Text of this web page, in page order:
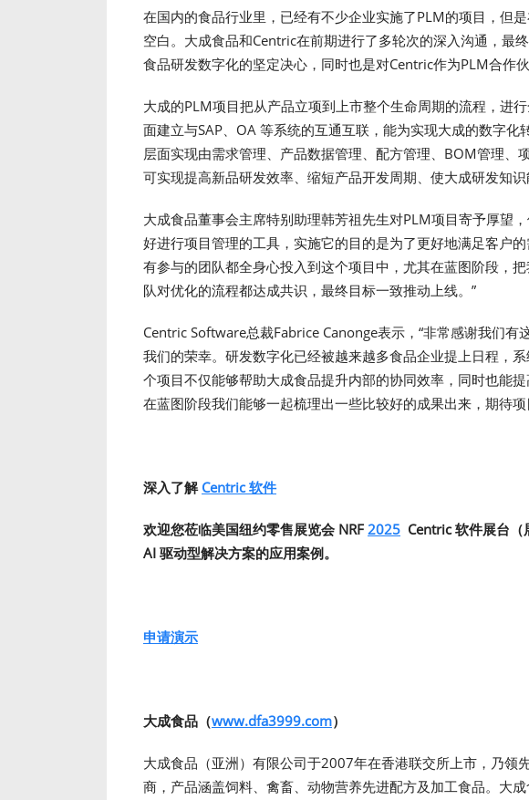
在国内的食品行业里，已经有不少企业实施了PLM的项目，但
空白。大成食品和Centric在前期进行了多轮次的深入沟通，最
食品研发数字化的坚定决心，同时也是对Centric作为PLM合作伙
大成的PLM项目把从产品立项到上市整个生命周期的流程，进
面建立与SAP、OA 等系统的互通互联，能为实现大成的数字化
层面实现由需求管理、产品数据管理、配方管理、BOM管理、
可实现提高新品研发效率、缩短产品开发周期、使大成研发知识
大成食品董事会主席特别助理韩芳祖先生对PLM项目寄予厚望
好进行项目管理的工具，实施它的目的是为了更好地满足客户
有参与的团队都全身心投入到这个项目中，尤其在蓝图阶段，
队对优化的流程都达成共识，最终目标一致推动上线。”
Centric Software总裁Fabrice Canonge表示，“非常感谢我们有
我们的荣幸。研发数字化已经被越来越多食品企业提上日程，
个项目不仅能够帮助大成食品提升内部的协同效率，同时也能
在蓝图阶段我们能够一起梳理出一些比较好的成果出来，期待项
深入了解 Centric 软件
欢迎您莅临美国纽约零售展览会 NRF 2025 Centric 软件展台
AI 驱动型解决方案的应用案例。
申请演示
大成食品（www.dfa3999.com）
大成食品（亚洲）有限公司于2007年在香港联交所上市，乃领
商，产品涵盖饲料、禽畜、动物营养先进配方及加工食品。大